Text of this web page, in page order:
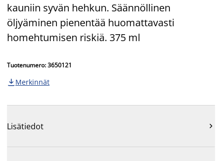
kauniin syvän hehkun. Säännöllinen
öljyäminen pienentää huomattavasti
homehtumisen riskiä. 375 ml
Tuotenumero: 3650121
 Merkinnät
Lisätiedot 